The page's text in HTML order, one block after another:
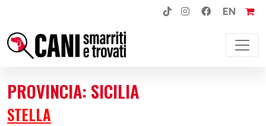
EN
NAVIGAZIONE PRINCIPALE
PROVINCIA: SICILIA
STELLA